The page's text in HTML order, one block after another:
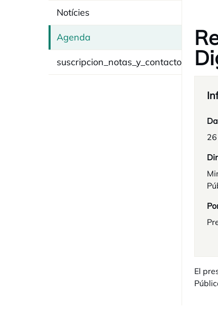
Notícies
Agenda
suscripcion_notas_y_contacto
El